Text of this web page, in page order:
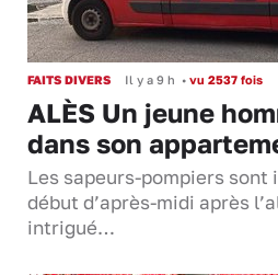
FAITS DIVERS Il y a 9 h • vu 2537 fois
ALÈS Un jeune
dans son
Les sapeurs-pompiers sont
début d’après-midi après
intrigué…